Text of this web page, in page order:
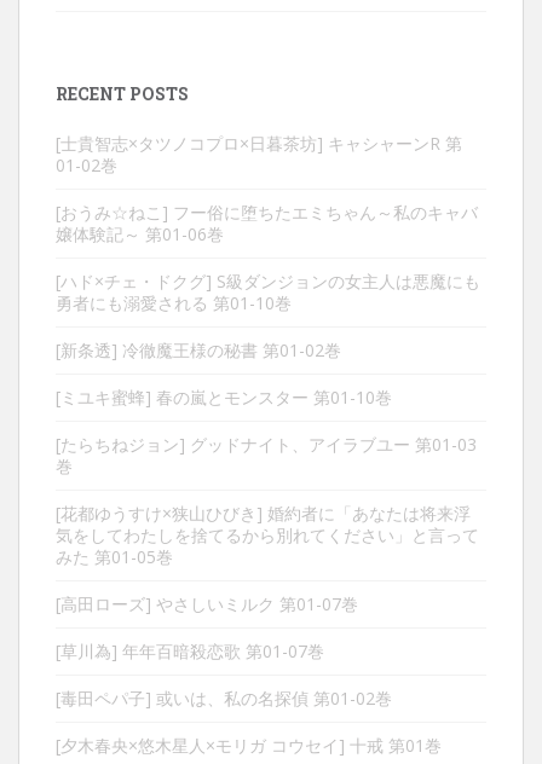
RECENT POSTS
[士貴智志×タツノコプロ×日暮茶坊] キャシャーンR 第
01-02巻
[おうみ☆ねこ] フー俗に堕ちたエミちゃん～私のキャバ
嬢体験記～ 第01-06巻
[ハド×チェ・ドクグ] S級ダンジョンの女主人は悪魔にも
勇者にも溺愛される 第01-10巻
[新条透] 冷徹魔王様の秘書 第01-02巻
[ミユキ蜜蜂] 春の嵐とモンスター 第01-10巻
[たらちねジョン] グッドナイト、アイラブユー 第01-03
巻
[花都ゆうすけ×狭山ひびき] 婚約者に「あなたは将来浮
気をしてわたしを捨てるから別れてください」と言って
みた 第01-05巻
[高田ローズ] やさしいミルク 第01-07巻
[草川為] 年年百暗殺恋歌 第01-07巻
[毒田ペパ子] 或いは、私の名探偵 第01-02巻
[夕木春央×悠木星人×モリガ コウセイ] 十戒 第01巻